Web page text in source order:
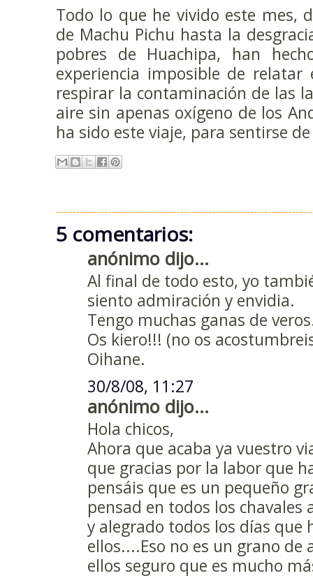
Todo lo que he vivido este mes,
de Machu Pichu hasta la
pobres de Huachipa, han
experiencia imposible de
respirar la contaminación de las
aire sin apenas oxígeno de los
ha sido este viaje, para sentirse
5 comentarios:
anónimo dijo...
Al final de todo esto, yo
siento admiración y envidia.
Tengo muchas ganas de
Os kiero!!! (no os
Oihane.
30/8/08, 11:27
anónimo dijo...
Hola chicos,
Ahora que acaba ya vuestro
que gracias por la labor que
pensáis que es un pequeño
pensad en todos los chavales
y alegrado todos los días que
ellos....Eso no es un grano de
ellos seguro que es mucho